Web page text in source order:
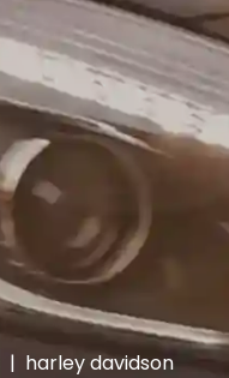
| harley davidson